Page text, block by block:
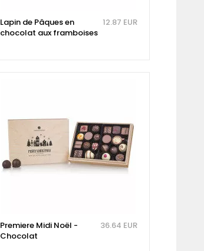
Lapin de Pâques en
chocolat aux framboises
12.87 EUR
Premiere Midi Noël -
Chocolat
36.64 EUR